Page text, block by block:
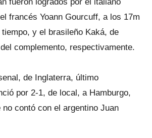
francés Yoann Gourcuff, a los 17m
y el brasileño Kaká, de
complemento, respectivamente.
de Inglaterra, último
por 2-1, de local, a Hamburgo,
no contó con el argentino Juan